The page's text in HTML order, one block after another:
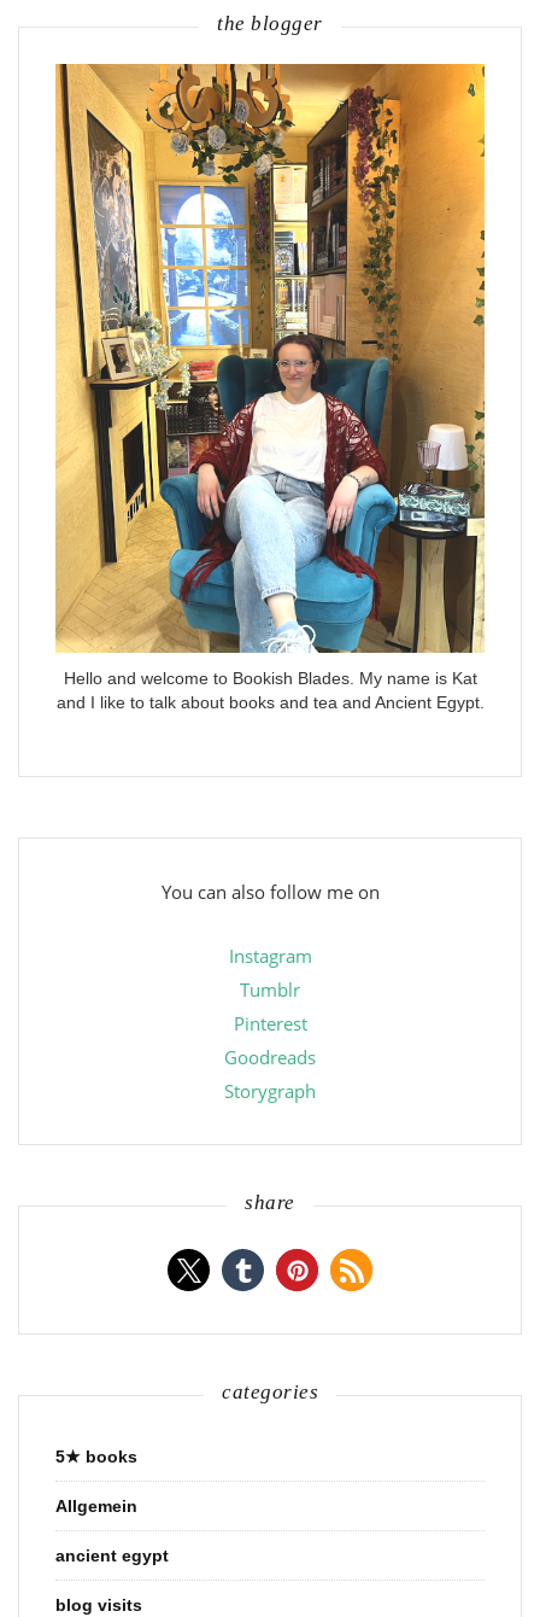
the blogger
Hello and welcome to Bookish Blades. My name is Kat
and I like to talk about books and tea and Ancient Egypt.
You can also follow me on
Instagram
Tumblr
Pinterest
Goodreads
Storygraph
share
categories
5★ books
Allgemein
ancient egypt
blog visits